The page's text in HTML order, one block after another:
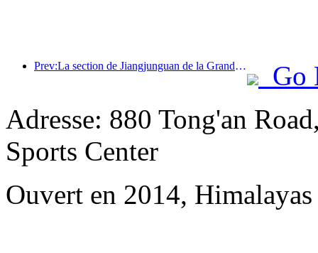
Prev:La section de Jiangjunguan de la Grande Muraille, située dans le district de Pinggu à Pékin, devrait ouvrir au public dès la fin de l'année 2026.
Go
Adresse: 880 Tong'an
Sports Center
Ouvert en 2014,